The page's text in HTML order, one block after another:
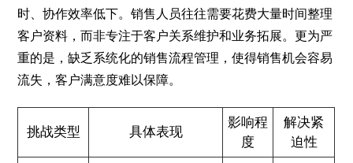
时、协作效率低下。销售人员往往需要花费大量时间整理
客户资料，而非专注于客户关系维护和业务拓展。更为严
重的是，缺乏系统化的销售流程管理，使得销售机会容易
流失，客户满意度难以保障。
挑战类型 具体表现
影响程
度
解决紧
迫性